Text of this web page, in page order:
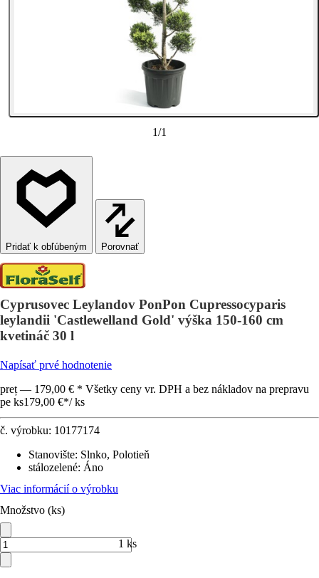
1/1
Porovnať
Cyprusovec Leylandov PonPon Cupressocyparis
leylandii 'Castlewelland Gold' výška 150-160 cm
kvetináč 30 l
Napísať prvé hodnotenie
preț — 179,00 € * Všetky ceny vr. DPH a bez nákladov na prepravu
pe ks179,00 €*/ ks
č. výrobku: 10177174
Stanovište: Slnko, Polotieň
stálozelené: Áno
Viac informácií o výrobku
Množstvo (ks)
1 ks